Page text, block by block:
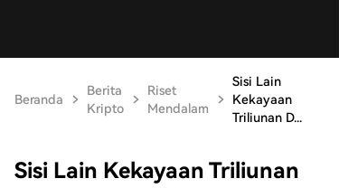
Beranda
Berita
Kripto
Riset
Mendalam
Sisi Lain
Kekayaan
Triliunan D...
Sisi Lain Kekayaan Triliunan